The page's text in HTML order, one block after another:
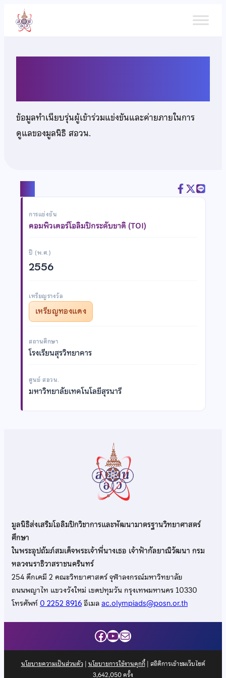
เนื้อหา
ข้อมูลทำเนียบรุ่นผู้เข้าร่วมแข่งขันและค่ายภายในการ
ดูแลของมูลนิธิ สอวน.
การแข่งขัน
คอมพิวเตอร์โอลิมปิกระดับชาติ (TOI)
ปี (พ.ศ.)
2556
เหรียญรางวัล
เหรียญทองแดง
สถานศึกษา
โรงเรียนสุรวิทยาคาร
ศูนย์ สอวน.
มหาวิทยาลัยเทคโนโลยีสุรนารี
มูลนิธิส่งเสริมโอลิมปิกวิชาการและพัฒนามาตรฐานวิทยาศาสตร์
ศึกษา
ในพระอุปถัมภ์สมเด็จพระเจ้าพี่นางเธอ เจ้าฟ้ากัลยาณิวัฒนา กรม
หลวงนราธิวาสราชนครินทร์
254 ตึกเคมี 2 คณะวิทยาศาสตร์ จุฬาลงกรณ์มหาวิทยาลัย
ถนนพญาไท แขวงวังใหม่ เขตปทุมวัน กรุงเทพมหานคร 10330
โทรศัพท์0 2252 8916อีเมลac.olympiads@posn.or.th
Facebook
YouTube
Mail
นโยบายความเป็นส่วนตัว| นโยบายการใช้งานคุกกี้| สถิติการเข้าชมเว็บไซต์
3,642,050ครั้ง